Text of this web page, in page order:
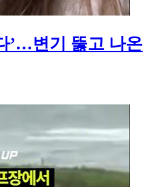
’…변기 뚫고 나온